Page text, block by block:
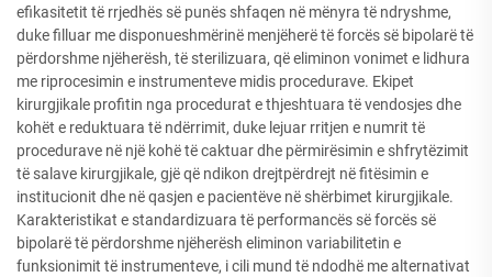
efikasitetit të rrjedhës së punës shfaqen në mënyra të ndryshme,
duke filluar me disponueshmërinë menjëherë të forcës së bipolarë të
përdorshme njëherësh, të sterilizuara, që eliminon vonimet e lidhura
me riprocesimin e instrumenteve midis procedurave. Ekipet
kirurgjikale profitin nga procedurat e thjeshtuara të vendosjes dhe
kohët e reduktuara të ndërrimit, duke lejuar rritjen e numrit të
procedurave në një kohë të caktuar dhe përmirësimin e shfrytëzimit
të salave kirurgjikale, gjë që ndikon drejtpërdrejt në fitësimin e
institucionit dhe në qasjen e pacientëve në shërbimet kirurgjikale.
Karakteristikat e standardizuara të performancës së forcës së
bipolarë të përdorshme njëherësh eliminon variabilitetin e
funksionimit të instrumenteve, i cili mund të ndodhë me alternativat